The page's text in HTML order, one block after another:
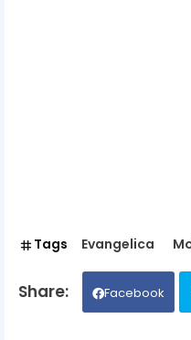
Tags Evangelica
Facebook